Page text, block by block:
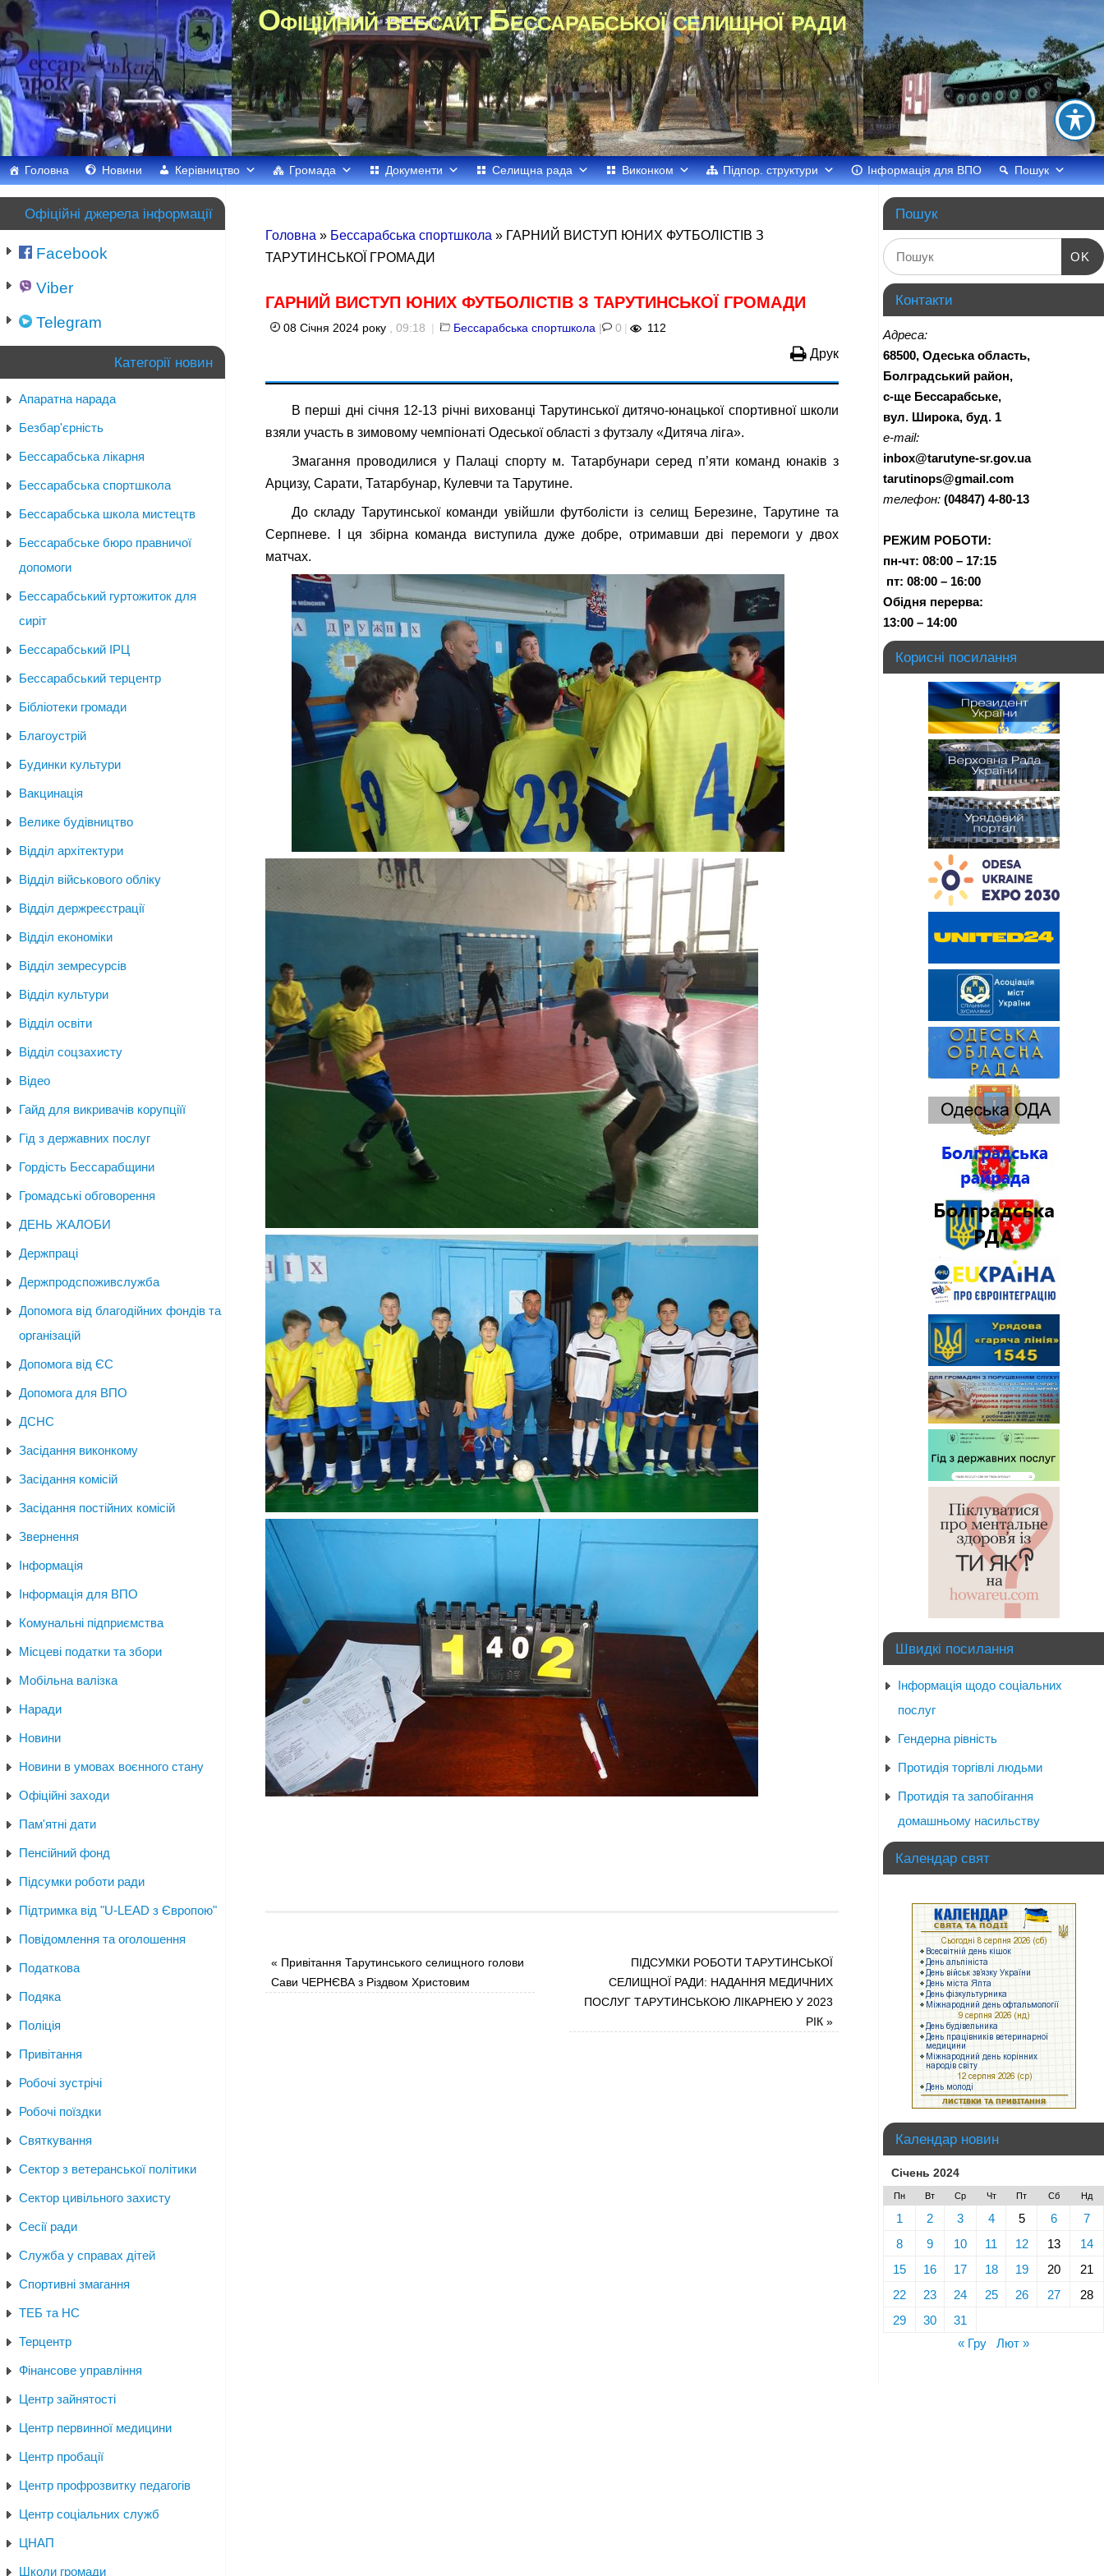
Офіційний вебсайт Бессарабської селищної ради
Головна Новини Керівництво Громада Документи Селищна рада Виконком Підпор. структури Інформація для ВПО Пошук
Головна » Бессарабська спортшкола » ГАРНИЙ ВИСТУП ЮНИХ ФУТБОЛІСТІВ З
ТАРУТИНСЬКОЇ ГРОМАДИ
ГАРНИЙ ВИСТУП ЮНИХ ФУТБОЛІСТІВ З ТАРУТИНСЬКОЇ ГРОМАДИ
08 Січня 2024 року , 09:18 | Бессарабська спортшкола | 0 | 112
Друк
В перші дні січня 12-13 річні вихованці Тарутинської дитячо-юнацької спортивної школи
взяли участь в зимовому чемпіонаті Одеської області з футзалу «Дитяча ліга».
Змагання проводилися у Палаці спорту м. Татарбунари серед п’яти команд юнаків з
Арцизу, Сарати, Татарбунар, Кулевчи та Тарутине.
До складу Тарутинської команди увійшли футболісти із селищ Березине, Тарутине та
Серпневе. І ця збірна команда виступила дуже добре, отримавши дві перемоги у двох
матчах.
« Привітання Тарутинського селищного голови
Сави ЧЕРНЄВА з Різдвом Христовим
ПІДСУМКИ РОБОТИ ТАРУТИНСЬКОЇ
СЕЛИЩНОЇ РАДИ: НАДАННЯ МЕДИЧНИХ
ПОСЛУГ ТАРУТИНСЬКОЮ ЛІКАРНЕЮ У 2023
РІК»
Офіційні джерела інформації
Facebook
Viber
Telegram
Категорії новин
Апаратна нарада
Безбар'єрність
Бессарабська лікарня
Бессарабська спортшкола
Бессарабська школа мистецтв
Бессарабське бюро правничої
допомоги
Бессарабський гуртожиток для
сиріт
Бессарабський ІРЦ
Бессарабський терцентр
Бібліотеки громади
Благоустрій
Будинки культури
Вакцинація
Велике будівництво
Відділ архітектури
Відділ військового обліку
Відділ держреєстрації
Відділ економіки
Відділ земресурсів
Відділ культури
Відділ освіти
Відділ соцзахисту
Відео
Гайд для викривачів корупціїї
Гід з державних послуг
Гордість Бессарабщини
Громадські обговорення
ДЕНЬ ЖАЛОБИ
Держпраці
Держпродспоживслужба
Допомога від благодійних фондів та
організацій
Допомога від ЄС
Допомога для ВПО
ДСНС
Засідання виконкому
Засідання комісій
Засідання постійних комісій
Звернення
Інформація
Інформація для ВПО
Комунальні підприємства
Місцеві податки та збори
Мобільна валізка
Наради
Новини
Новини в умовах воєнного стану
Офіційні заходи
Пам'ятні дати
Пенсійний фонд
Підсумки роботи ради
Підтримка від "U-LEAD з Європою"
Повідомлення та оголошення
Податкова
Подяка
Поліція
Привітання
Робочі зустрічі
Робочі поїздки
Святкування
Сектор з ветеранської політики
Сектор цивільного захисту
Сесії ради
Служба у справах дітей
Спортивні змагання
ТЕБ та НС
Терцентр
Фінансове управління
Центр зайнятості
Центр первинної медицини
Центр пробації
Центр профрозвитку педагогів
Центр соціальних служб
ЦНАП
Школи громади
Пошук
OK
Контакти
Адреса:
68500, Одеська область,
Болградський район,
с-ще Бессарабське,
вул. Широка, буд. 1
e-mail:
inbox@tarutyne-sr.gov.ua
tarutinops@gmail.com
телефон: (04847) 4-80-13
РЕЖИМ РОБОТИ:
пн-чт: 08:00 – 17:15
пт: 08:00 – 16:00
Обідня перерва:
13:00 – 14:00
Корисні посилання
Швидкі посилання
Інформація щодо соціальних
послуг
Гендерна рівність
Протидія торгівлі людьми
Протидія та запобігання
домашньому насильству
Календар свят
Календар новин
Січень 2024
Пн Вт Ср Чт Пт Сб Нд
1 2 3 4 5 6
7
8
9 10 11 12 13
14
15
16 17 18 19 20
21
22
23 24 25 26 27
28
29
30
31
« Гру
Лют »